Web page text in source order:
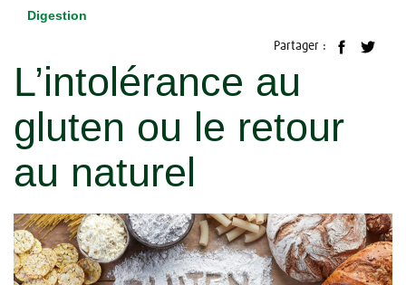
Digestion
Partager :
L’intolérance au
gluten ou le retour
au naturel